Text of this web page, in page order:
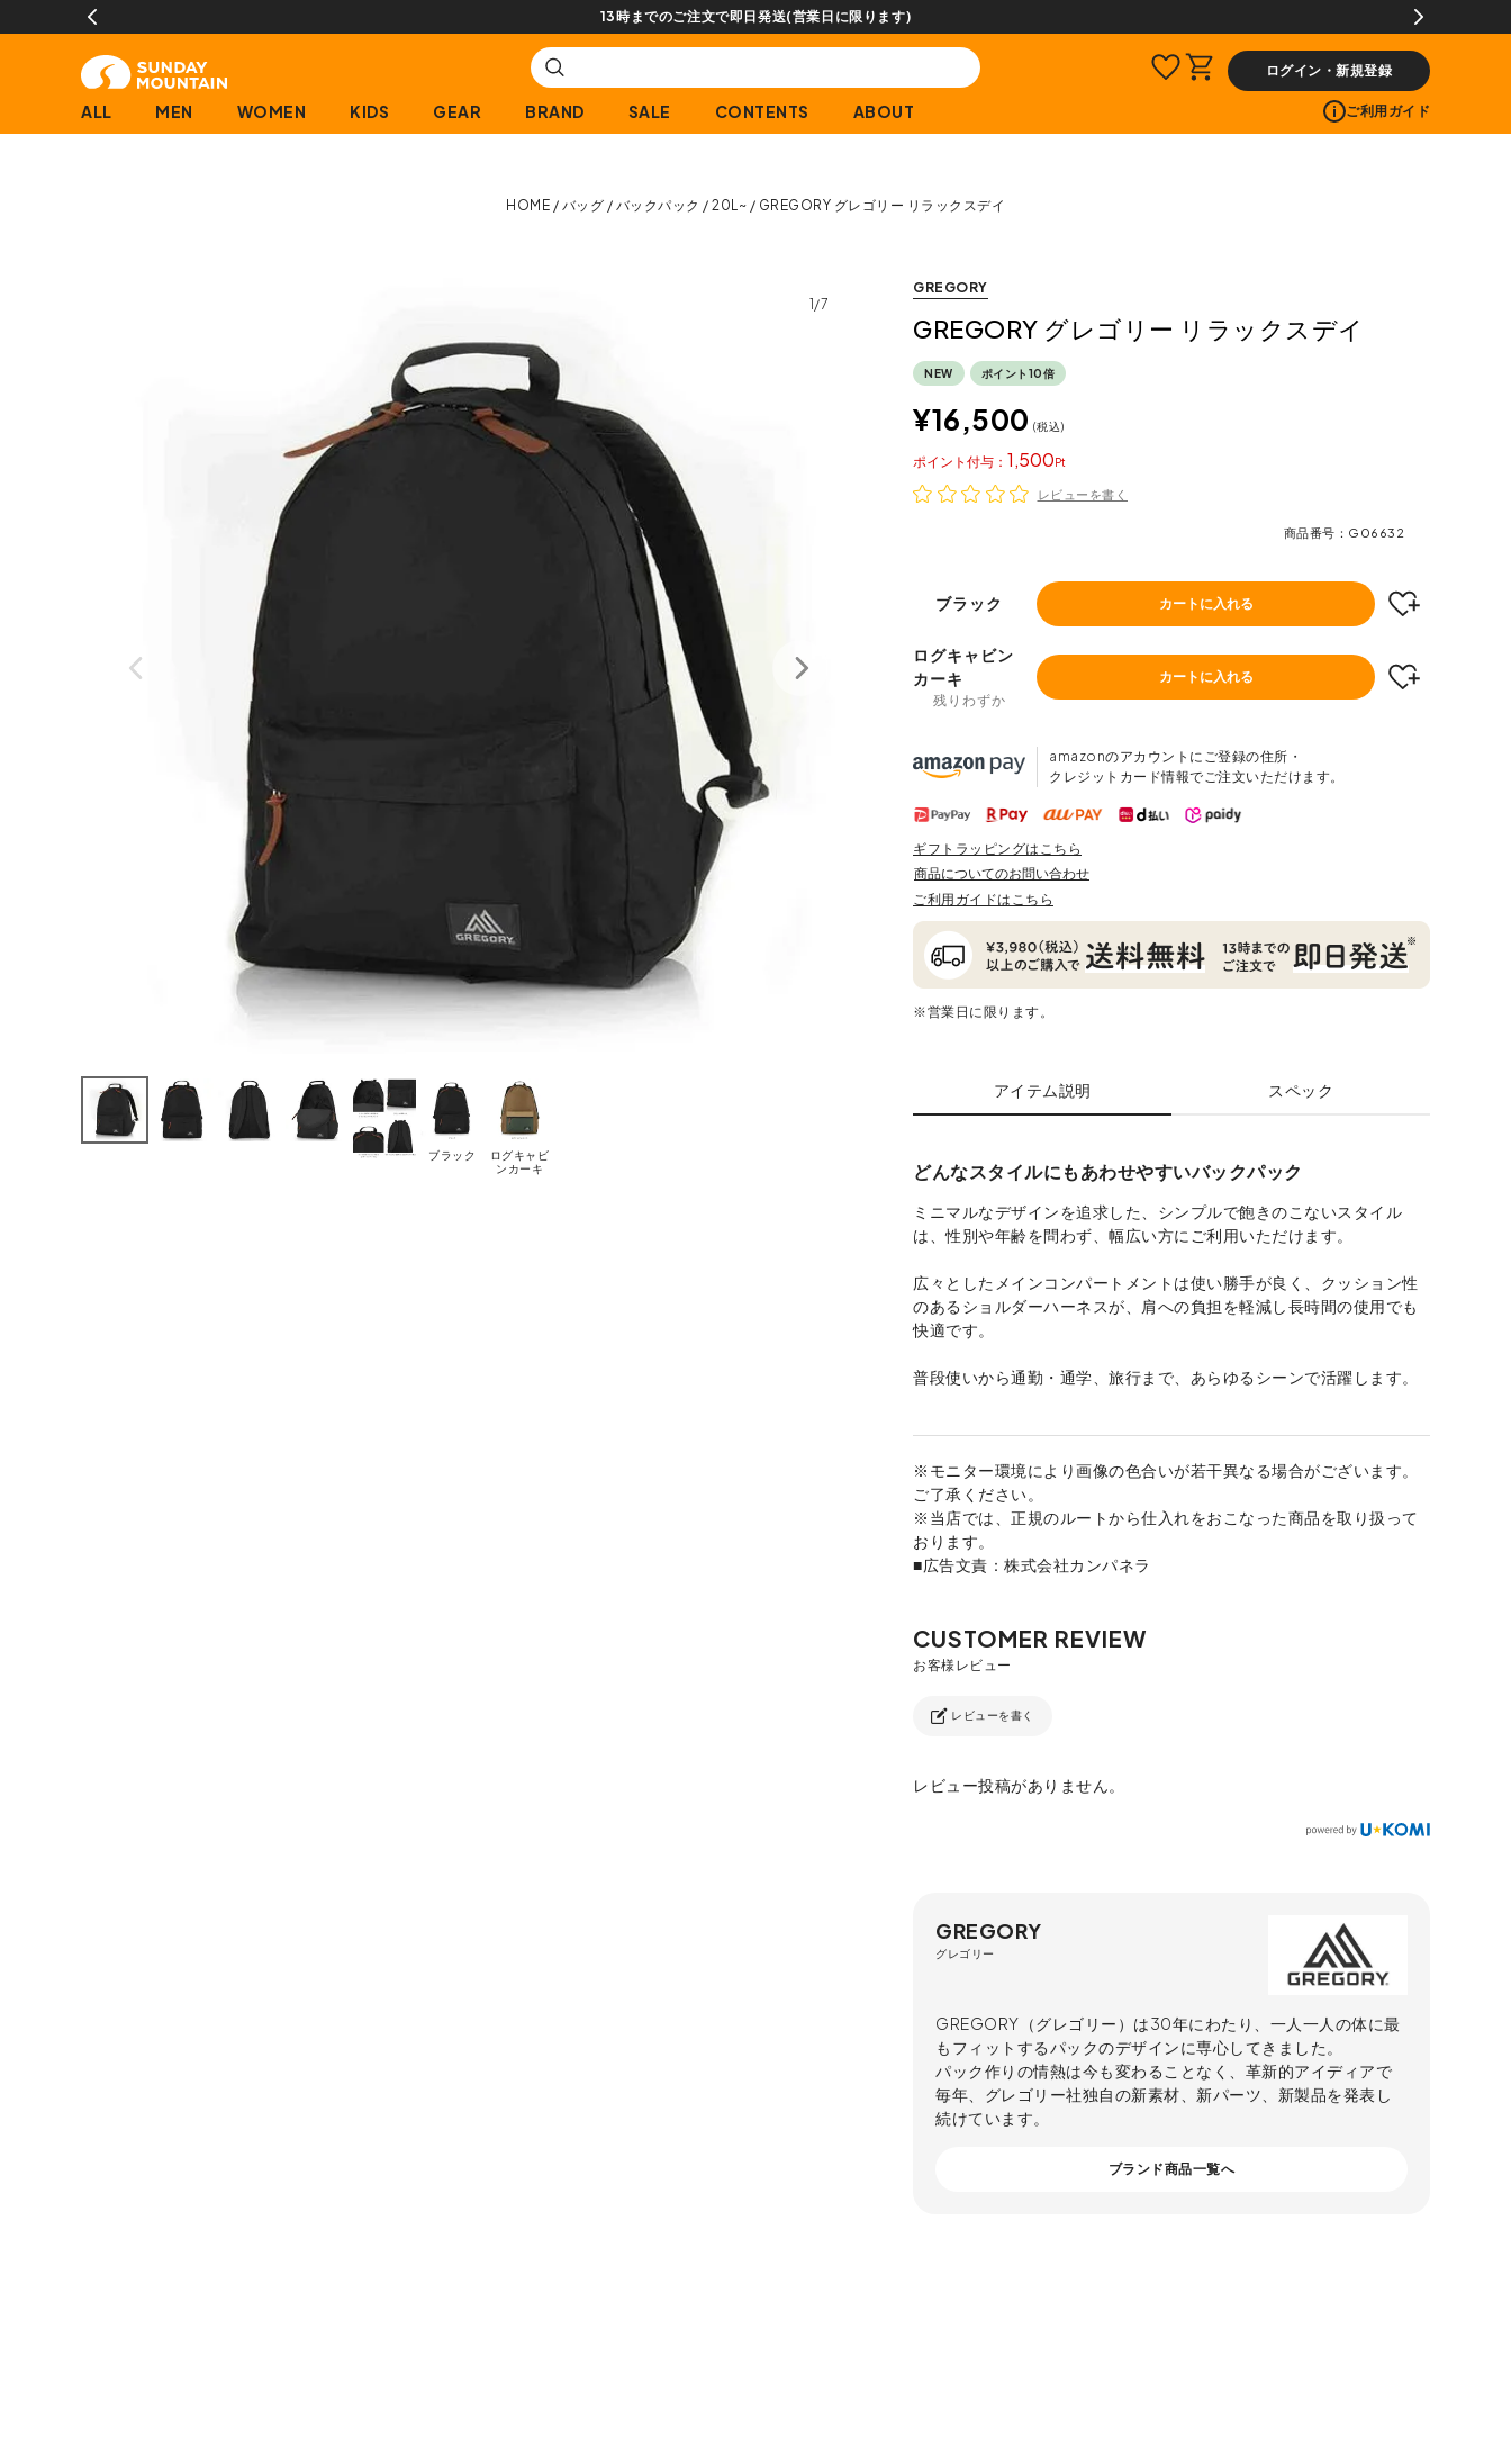
【会員限定】交換送料片道無料サービス
ログイン・新規登録
ALL MEN WOMEN KIDS GEAR BRAND SALE CONTENTS ABOUT ご利用ガイド
HOME バッグ バックパック 20L~ GREGORY グレゴリー リラックスデイ
1/7
ブラック
ログキャビ
ンカーキ
GREGORY
GREGORY グレゴリー リラックスデイ
NEW ポイント10倍
¥16,500 税込
1,500
ポイント
レビューを書く
商品番号 G06632
ブラック カートに入れる
ログキャビン
カーキ
残りわずか
カートに入れる
amazonのアカウントにご登録の住所・
クレジットカード情報でご注文いただけます。
ギフトラッピングはこちら
商品についてのお問い合わせ
ご利用ガイドはこちら
※営業日に限ります。
アイテム説明 スペック
どんなスタイルにもあわせやすいバックパック
ミニマルなデザインを追求した、シンプルで飽きのこないスタイル
は、性別や年齢を問わず、幅広い方にご利用いただけます。
広々としたメインコンパートメントは使い勝手が良く、クッション性
のあるショルダーハーネスが、肩への負担を軽減し長時間の使用でも
快適です。
普段使いから通勤・通学、旅行まで、あらゆるシーンで活躍します。
※モニター環境により画像の色合いが若干異なる場合がございます。
ご了承ください。
※当店では、正規のルートから仕入れをおこなった商品を取り扱って
おります。
■広告文責：株式会社カンパネラ
レビューを書く
レビュー投稿がありません。
GREGORY
グレゴリー
GREGORY（グレゴリー）は30年にわたり、一人一人の体に最
もフィットするパックのデザインに専心してきました。
パック作りの情熱は今も変わることなく、革新的アイディアで
毎年、グレゴリー社独自の新素材、新パーツ、新製品を発表し
続けています。
ブランド商品一覧へ